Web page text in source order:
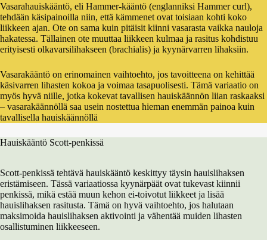
Vasarahauiskääntö, eli Hammer-kääntö (englanniksi Hammer curl),
tehdään käsipainoilla niin, että kämmenet ovat toisiaan kohti koko
liikkeen ajan. Ote on sama kuin pitäisit kiinni vasarasta vaikka nauloja
hakatessa. Tällainen ote muuttaa liikkeen kulmaa ja rasitus kohdistuu
erityisesti olkavarsilihakseen (brachialis) ja kyynärvarren lihaksiin.
Vasarakääntö on erinomainen vaihtoehto, jos tavoitteena on kehittää
käsivarren lihasten kokoa ja voimaa tasapuolisesti. Tämä variaatio on
myös hyvä niille, jotka kokevat tavallisen hauiskäännön liian raskaaksi
– vasarakäännöllä saa usein nostettua hieman enemmän painoa kuin
tavallisella hauiskäännöllä
Hauiskääntö Scott-penkissä
Scott-penkissä tehtävä hauiskääntö keskittyy täysin hauislihaksen
eristämiseen. Tässä variaatiossa kyynärpäät ovat tukevast kiinnii
penkissä, mikä estää muun kehon ei-toivotut liikkeet ja lisää
hauislihaksen rasitusta. Tämä on hyvä vaihtoehto, jos halutaan
maksimoida hauislihaksen aktivointi ja vähentää muiden lihasten
osallistuminen liikkeeseen.